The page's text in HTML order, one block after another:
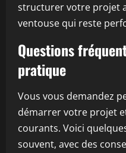
structurer votre projet
ventouse qui reste
Questions
pratique
Vous vous demandez
démarrer votre projet
courants. Voici
souvent, avec des